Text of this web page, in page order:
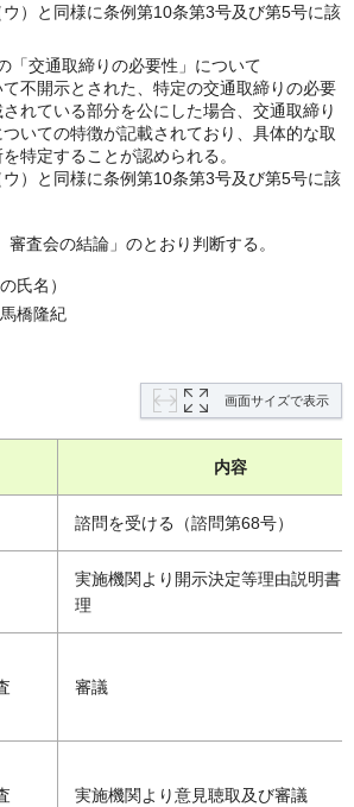
ウ）と同様に条例第10条第3号及び第5号に該
「交通取締りの必要性」について
不開示とされた、特定の交通取締りの必要
れている部分を公にした場合、交通取締り
いての特徴が記載されており、具体的な取
特定することが認められる。
ウ）と同様に条例第10条第3号及び第5号に該
査会の結論」のとおり判断する。
氏名）
橋隆紀
画面サイズで表示
内容
諮問を受ける（諮問第68号）
実施機関より開示決定等理由説明書
理
審議
実施機関より意見聴取及び審議